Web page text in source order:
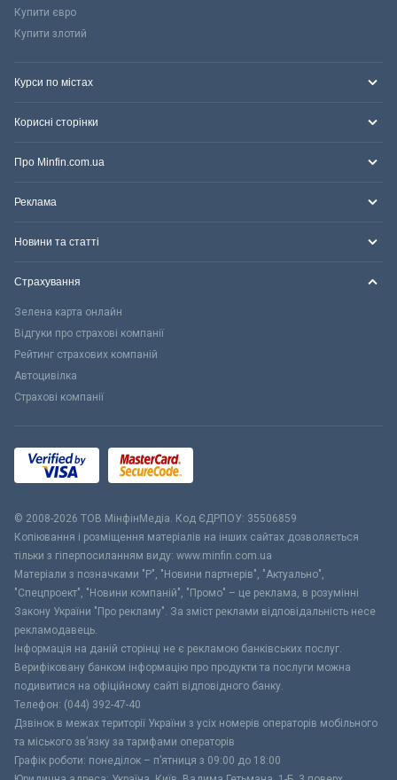
Купити євро
Купити злотий
Курси по містах
Корисні сторінки
Про Minfin.com.ua
Реклама
Новини та статті
Страхування
Зелена карта онлайн
Відгуки про страхові компанії
Рейтинг страхових компаній
Автоцивілка
Страхові компанії
© 2008-2026 ТОВ МiнфiнМедiа. Код ЄДРПОУ: 35506859
Копіювання і розміщення матеріалів на інших сайтах дозволяється
тільки з гіперпосиланням виду: www.minfin.com.ua
Матеріали з позначками "Р", "Новини партнерів", "Актуально",
"Спецпроект", "Новини компаній", "Промо" – це реклама, в розумінні
Закону України "Про рекламу". За зміст реклами відповідальність несе
рекламодавець.
Інформація на даній сторінці не є рекламою банківських послуг.
Верифіковану банком інформацію про продукти та послуги можна
подивитися на офіційному сайті відповідного банку.
Телефон: (044) 392-47-40
Дзвінок в межах території України з усіх номерів операторів мобільного
та міського зв’язку за тарифами операторів
Графік роботи: понеділок – п’ятниця з 09:00 до 18:00